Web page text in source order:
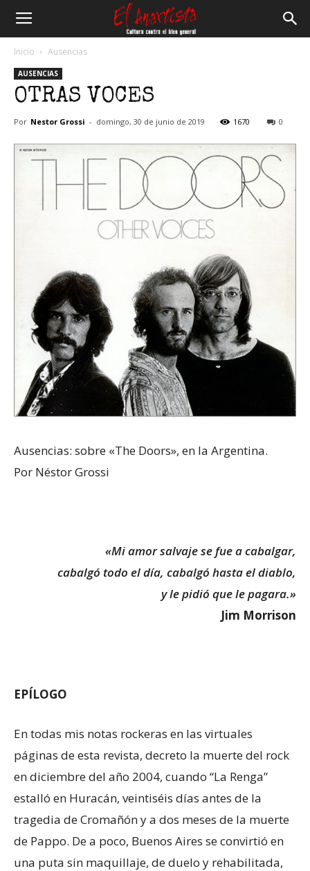
Anartista
Inicio Ausencias
AUSENCIAS
OTRAS VOCES
Por Nestor Grossi - domingo, 30 de junio de 2019 1670 0
Ausencias: sobre «The Doors», en la Argentina.
Por Néstor Grossi
«Mi amor salvaje se fue a cabalgar,
cabalgó todo el día, cabalgó hasta el diablo,
y le pidió que le pagara.»
Jim Morrison
EPÍLOGO
En todas mis notas rockeras en las virtuales
páginas de esta revista, decreto la muerte del rock
en diciembre del año 2004, cuando “La Renga”
estalló en Huracán, veintiséis días antes de la
tragedia de Cromañón y a dos meses de la muerte
de Pappo. De a poco, Buenos Aires se convirtió en
una puta sin maquillaje, de duelo y rehabilitada,